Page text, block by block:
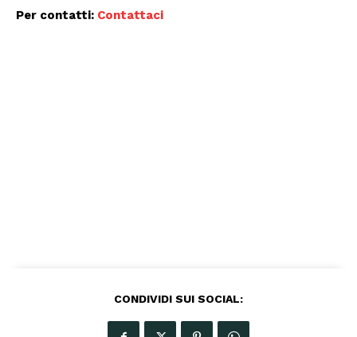
Per contatti: Contattaci
CONDIVIDI SUI SOCIAL: